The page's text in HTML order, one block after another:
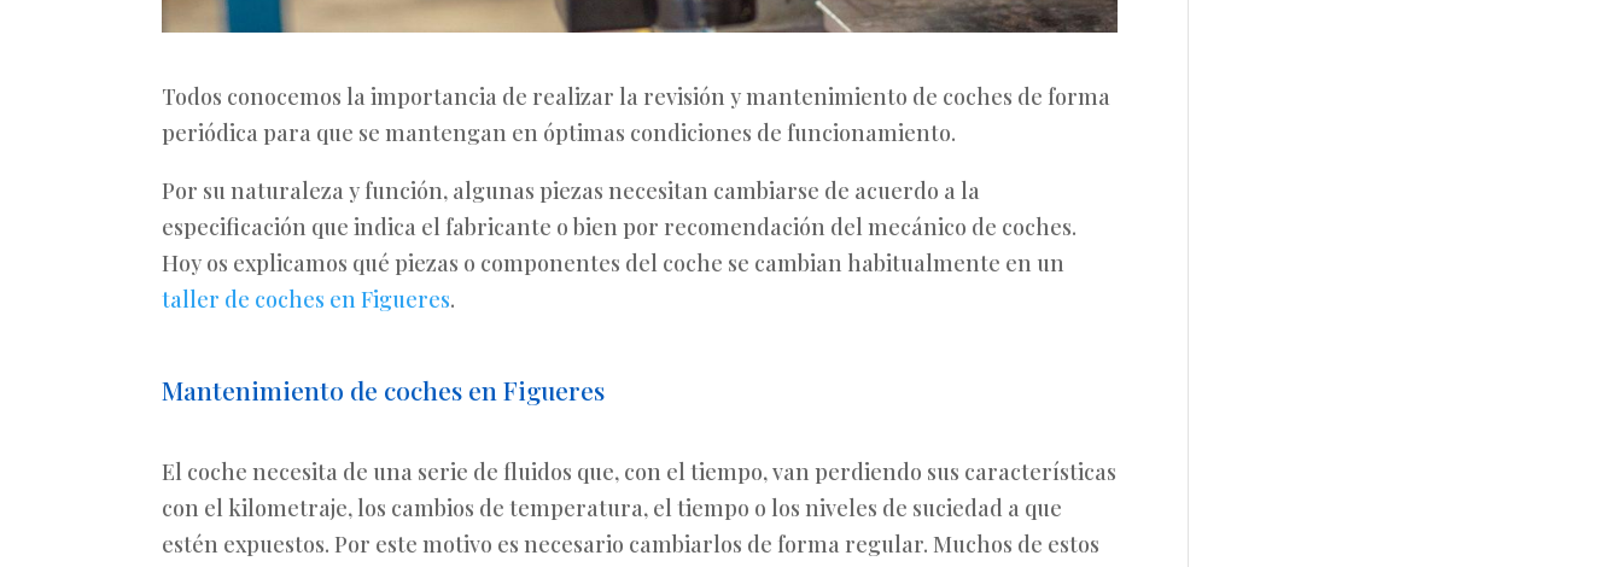
Todos conocemos la importancia de realizar la revisión y mantenimiento de coches de forma
periódica para que se mantengan en óptimas condiciones de funcionamiento.
Por su naturaleza y función, algunas piezas necesitan cambiarse de acuerdo a la
especificación que indica el fabricante o bien por recomendación del mecánico de coches.
Hoy os explicamos qué piezas o componentes del coche se cambian habitualmente en un
taller de coches en Figueres.
Mantenimiento de coches en Figueres
El coche necesita de una serie de fluidos que, con el tiempo, van perdiendo sus características
con el kilometraje, los cambios de temperatura, el tiempo o los niveles de suciedad a que
estén expuestos. Por este motivo es necesario cambiarlos de forma regular. Muchos de estos